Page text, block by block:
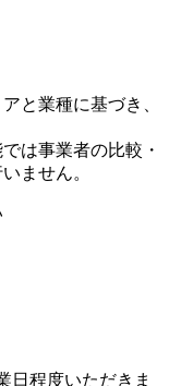
と業種に基づき、
は事業者の比較・
ません。
日程度いただきま